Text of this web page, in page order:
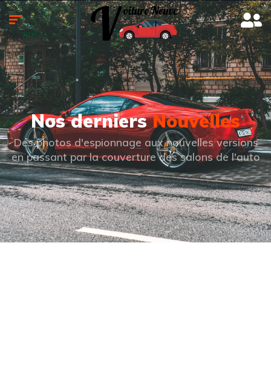
Nos derniersNouvelles
Des photos d'espionnage aux nouvelles versions
en passant par la couverture des salons de l'auto